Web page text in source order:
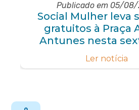
Publicado em 05/08/
Social Mulher leva
gratuitos à Praça
Antunes nesta
(07/08)
Ler notícia